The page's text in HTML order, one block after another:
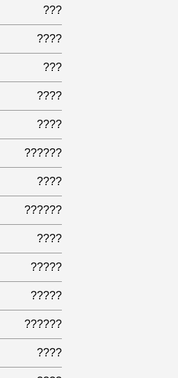
???
????
???
????
????
??????
????
??????
????
?????
?????
??????
????